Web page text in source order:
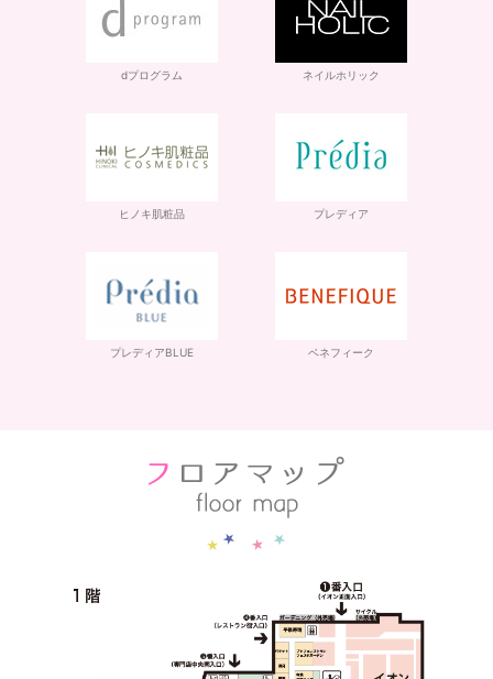
dプログラム ネイルホリック
ヒノキ肌粧品 プレディア
プレディアBLUE ベネフィーク